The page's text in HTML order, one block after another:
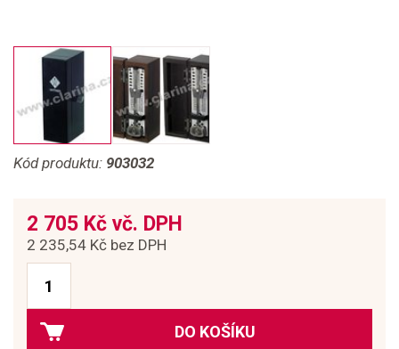
Kód produktu: 903032
2 705 Kč vč. DPH
2 235,54 Kč bez DPH
DO KOŠÍKU